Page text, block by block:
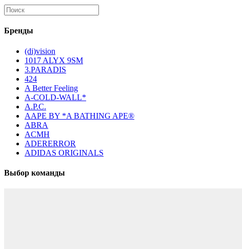
Бренды
(di)vision
1017 ALYX 9SM
3.PARADIS
424
A Better Feeling
A-COLD-WALL*
A.P.C.
AAPE BY *A BATHING APE®
ABRA
ACMH
ADERERROR
ADIDAS ORIGINALS
Выбор команды